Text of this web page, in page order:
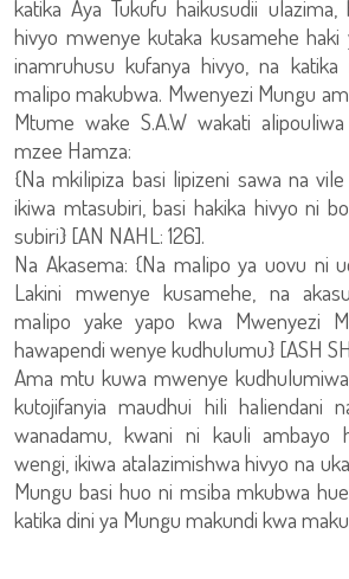
katika Aya Tukufu haikusudii
hivyo mwenye kutaka kusamehe haki
inamruhusu kufanya hivyo, na
malipo makubwa. Mwenyezi Mungu
Mtume wake S.A.W wakati
mzee Hamza:
{Na mkilipiza basi lipizeni sawa na
ikiwa mtasubiri, basi hakika hivyo ni
subiri} [AN NAHL: 126].
Na Akasema: {Na malipo ya uovu ni
Lakini mwenye kusamehe, na
malipo yake yapo kwa Mwenyezi
hawapendi wenye kudhulumu} [ASH
Ama mtu kuwa mwenye
kutojifanyia maudhui hili haliendani
wanadamu, kwani ni kauli ambayo
wengi, ikiwa atalazimishwa hivyo na
Mungu basi huo ni msiba mkubwa
katika dini ya Mungu makundi kwa